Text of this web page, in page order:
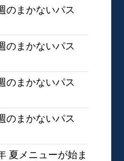
のまかないパス
のまかないパス
のまかないパス
のまかないパス
夏メニューが始ま